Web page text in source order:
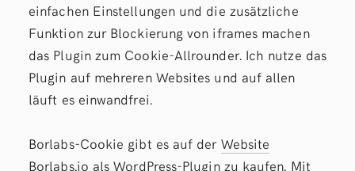
einfachen Einstellungen und die zusätzliche
Funktion zur Blockierung von iframes machen
das Plugin zum Cookie-Allrounder. Ich nutze das
Plugin auf mehreren Websites und auf allen
läuft es einwandfrei.
Borlabs-Cookie gibt es auf der Website
Borlabs.io als WordPress-Pluginzu kaufen. Mit